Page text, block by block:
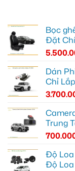
Bọc
Đặt
Dán
Chỉ
Trung
Độ Loa
Độ Loa